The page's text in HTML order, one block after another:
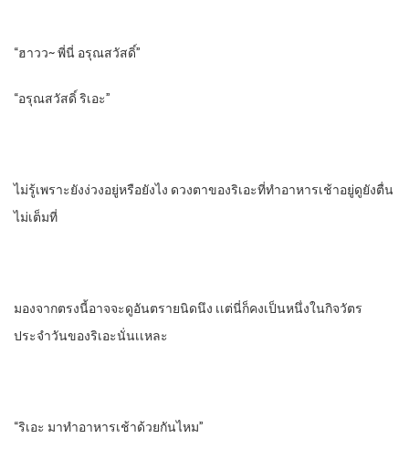
“ฮาวว~ พี่นี่ อรุณสวัสดิ์”
“อรุณสวัสดิ์ ริเอะ”
ไม่รู้เพราะยังง่วงอยู่หรือยังไง ดวงตาของริเอะที่ทําอาหารเช้าอยู่ดูยังตื่น
ไม่เต็มที่
มองจากตรงนี้อาจจะดูอันตรายนิดนึง เเต่นี่ก็คงเป็นหนึ่งในกิจวัตร
ประจำวันของริเอะนั่นเเหละ
“ริเอะ มาทําอาหารเช้าด้วยกันไหม”